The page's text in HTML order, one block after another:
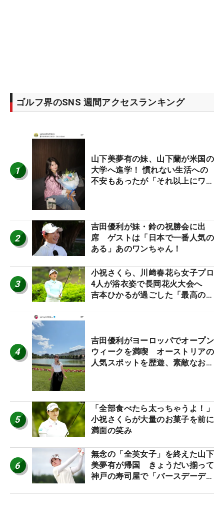
ゴルフ界のSNS 週間アクセスランキング
1
山下美夢有の妹、山下蘭が米国の
大学へ進学！ 慣れない生活への
不安もあったが「それ以上にワク
2
吉田優利が妹・鈴の祝勝会に出
席 ゲストは「日本で一番人気の
ある」あのワンちゃん！
3
小祝さくら、川﨑春花ら女子プロ
4人が浴衣姿で長岡花火大会へ
吉本ひかるが過ごした「最高の夏
4
吉田優利がヨーロッパでオープン
ウィークを満喫 オーストリアの
人気スポットを歴遊、素敵なお土
5
「全部食べたら太っちゃうよ！」
小祝さくらが大量のお菓子を前に
満面の笑み
6
無念の「全英女子」を終えた山下
美夢有が帰国 きょうだい揃って
神戸の寿司屋で「バースデーディ